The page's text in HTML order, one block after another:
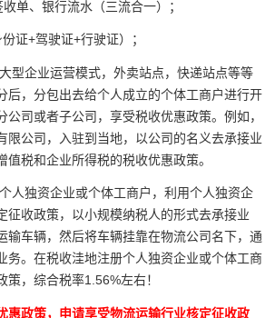
单、银行流水（三流合一）；
证+驾驶证+行驶证）；
企业运营模式，外卖站点，快递站点等等
后，分包出去给个人成立的个体工商户进行开
公司或者子公司，享受税收优惠政策。例如，
限公司，入驻到当地，以公司的名义去承接业
值税和企业所得税的税收优惠政策。
独资企业或个体工商户，利用个人独资企
征收政策，以小规模纳税人的形式去承接业
输车辆，然后将车辆挂靠在物流公司名下，通
务。在税收洼地注册个人独资企业或个体工商
策，综合税率1.56%左右！
惠政策，申请享受物流运输行业核定征收政